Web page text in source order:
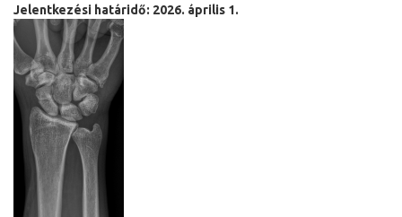
Jelentkezési határidő: 2026. április 1.